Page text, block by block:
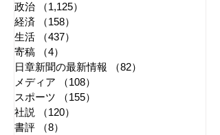
政治
（1,125）
経済
（158）
生活
（437）
寄稿
（4）
日章新聞の最新情報
（82）
メディア
（108）
スポーツ
（155）
社説
（120）
書評
（8）